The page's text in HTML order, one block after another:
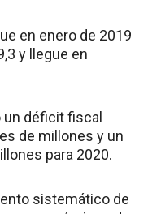
en enero de 2019
y llegue en
un déficit fiscal
de millones y un
para 2020.
sistemático de